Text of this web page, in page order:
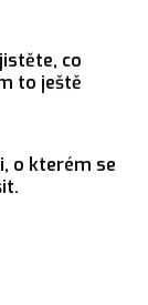
co
to ještě
o kterém se